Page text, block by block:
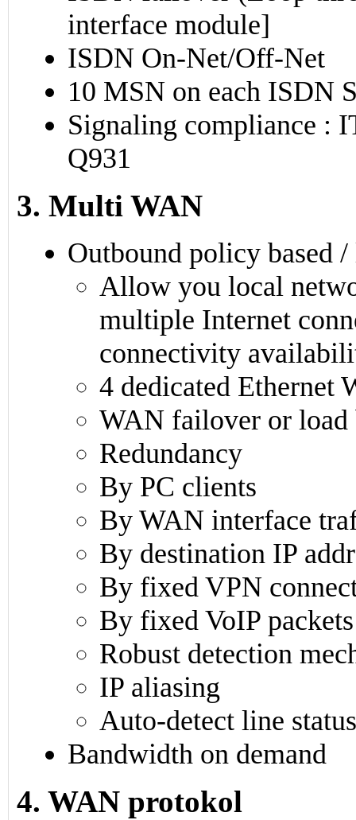
interface module]
ISDN On-Net/Off-Net
10 MSN on each ISDN
Signaling compliance :
Q931
3. Multi WAN
Outbound policy based /
Allow you local
multiple Internet
connectivity
4 dedicated Ethernet
WAN failover or load
Redundancy
By PC clients
By WAN interface
By destination IP
By fixed VPN
By fixed VoIP packets
Robust detection
IP aliasing
Auto-detect line status
Bandwidth on demand
4. WAN protokol